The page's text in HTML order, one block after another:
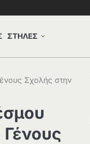
ΣΤΗΛΕΣ
Σχολής στην